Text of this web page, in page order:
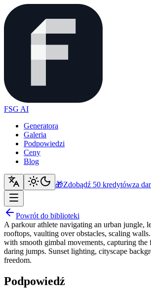
FSG AI
Generatora
Galeria
Podpowiedzi
Ceny
Blog
🎁Zdobądź 50 kredytówza
Powrót do biblioteki
A parkour athlete navigating an urban jungle,
rooftops, vaulting over obstacles, scaling
with smooth gimbal movements, capturing the
daring jumps. Sunset lighting, cityscape
freedom.
Podpowiedź